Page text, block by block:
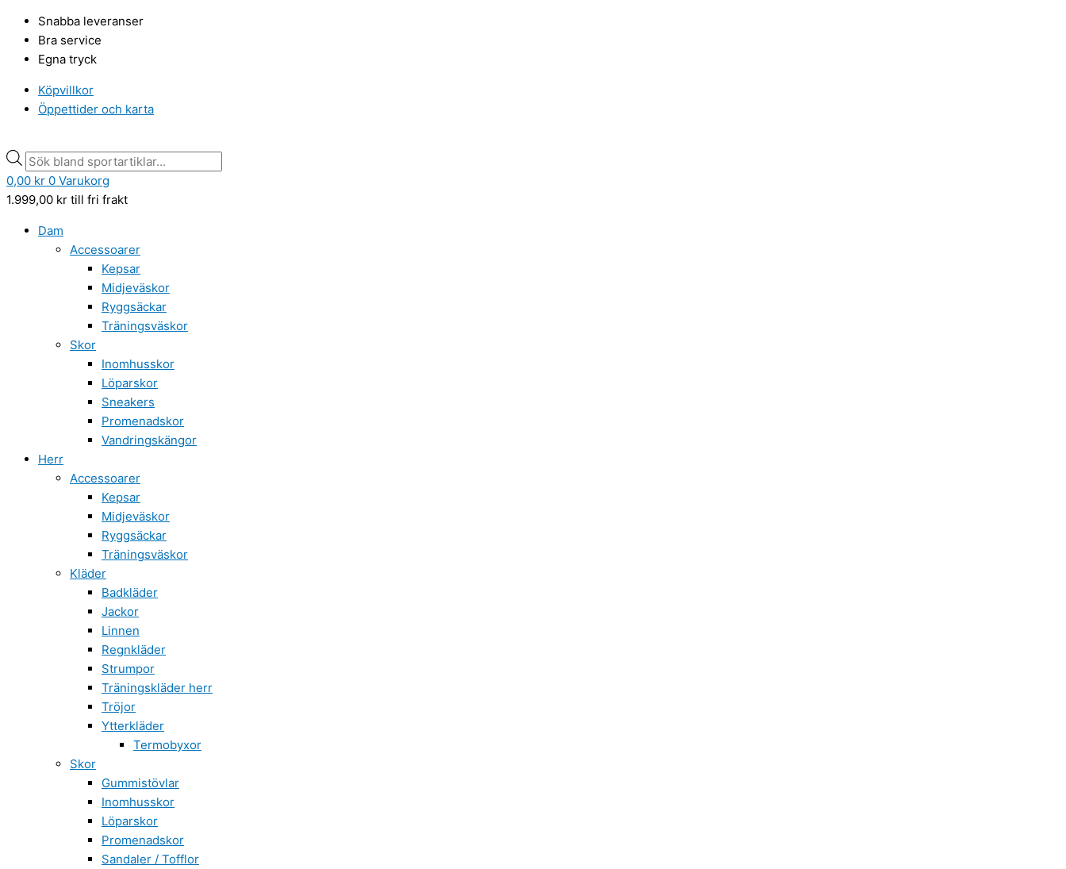
innehåll
Snabba leveranser
Bra service
Egna tryck
Köpvillkor
Öppettider och karta
search
0,00 kr 0 Varukorg
1.999,00 kr till fri frakt
Dam
Accessoarer
Kepsar
Midjeväskor
Ryggsäckar
Träningsväskor
Skor
Inomhusskor
Löparskor
Sneakers
Promenadskor
Vandringskängor
Herr
Accessoarer
Kepsar
Midjeväskor
Ryggsäckar
Träningsväskor
Kläder
Badkläder
Jackor
Linnen
Regnkläder
Strumpor
Träningskläder herr
Tröjor
Ytterkläder
Termobyxor
Skor
Gummistövlar
Inomhusskor
Löparskor
Promenadskor
Sandaler / Tofflor
search
pris
pris